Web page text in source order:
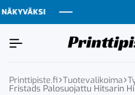
Printtipiste.fi Tuotevalikoima
Fristads Palosuojattu Hitsarin